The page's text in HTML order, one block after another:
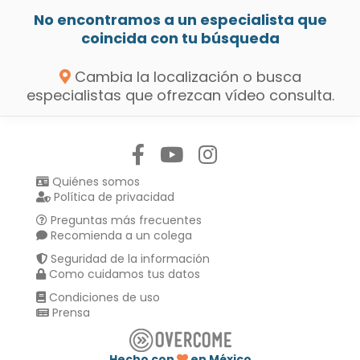
No encontramos a un especialista que
coincida con tu búsqueda
Cambia la localización o busca
especialistas que ofrezcan vídeo consulta.
Quiénes somos
Política de privacidad
Preguntas más frecuentes
Recomienda a un colega
Seguridad de la información
Como cuidamos tus datos
Condiciones de uso
Prensa